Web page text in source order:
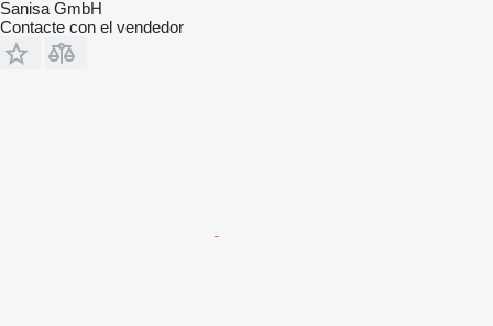
Sanisa GmbH
Contacte con el vendedor